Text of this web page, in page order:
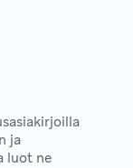
ja
luot ne